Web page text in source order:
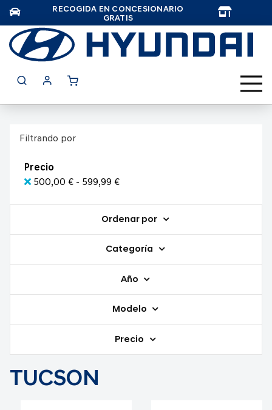
RECOGIDA EN CONCESIONARIO
GRATIS
Filtrando por
Precio
500,00 € - 599,99 €
Ordenar por
Categoría
Año
Modelo
Precio
TUCSON